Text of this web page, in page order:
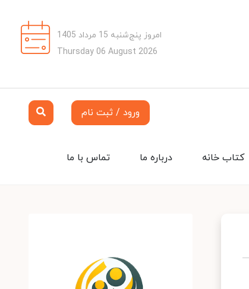
امروز پنج‌شنبه 15 مرداد 1405
Thursday 06 August 2026
ورود / ثبت نام
تماس با ما درباره ما کتاب خانه